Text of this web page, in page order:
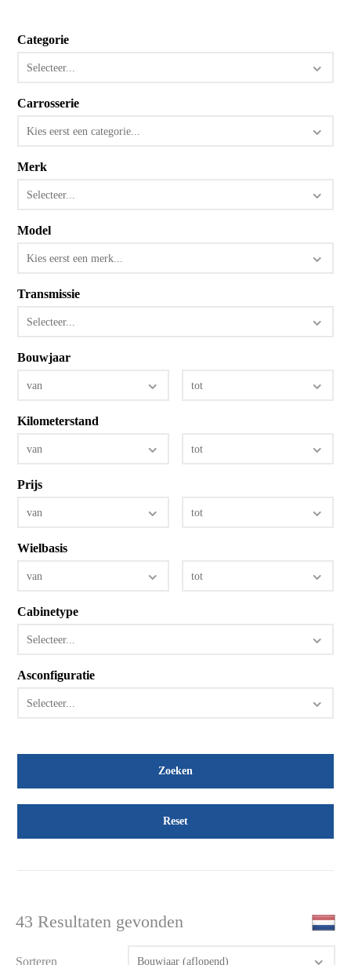
Categorie
Selecteer...
Carrosserie
Kies eerst een categorie...
Merk
Selecteer...
Model
Kies eerst een merk...
Transmissie
Selecteer...
Bouwjaar
van tot
Kilometerstand
van tot
Prijs
van tot
Wielbasis
van tot
Cabinetype
Selecteer...
Asconfiguratie
Selecteer...
Reset
43 Resultaten gevonden
Sorteren Bouwjaar (aflopend)